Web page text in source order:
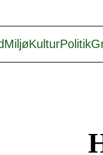
MiljøKulturPolitik